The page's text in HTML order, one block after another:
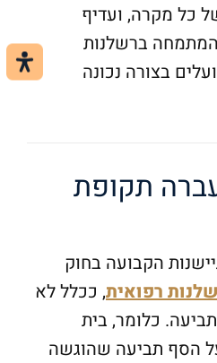
כל מקרה, ועדיף
המתמחה ברשלנות
בצורה נכונה
תקופת
הקבועה בחוק
רפואית, ככלל לא
כלומר, בית
הסף תביעה שהוגשה